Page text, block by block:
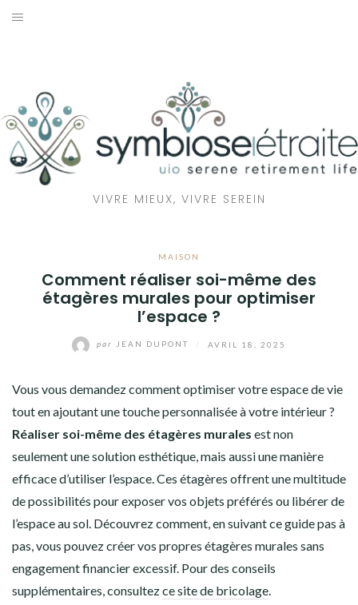
Aller
VIVRE MIEUX, VIVRE SEREIN
MAISON
Comment réaliser soi-même des
étagères murales pour optimiser
l’espace ?
par JEAN DUPONT AVRIL 18, 2025
Vous vous demandez comment optimiser votre espace de vie
tout en ajoutant une touche personnalisée à votre intérieur ?
Réaliser soi-même des étagères murales est non
seulement une solution esthétique, mais aussi une manière
efficace d’utiliser l’espace. Ces étagères offrent une multitude
de possibilités pour exposer vos objets préférés ou libérer de
l’espace au sol. Découvrez comment, en suivant ce guide pas à
pas, vous pouvez créer vos propres étagères murales sans
engagement financier excessif. Pour des conseils
supplémentaires, consultezce site de bricolage.
SANTÉ
MAISON